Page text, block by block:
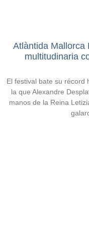
Atlàntida Mallorca
multitudinaria
El festival bate su récord
la que Alexandre
manos de la Reina